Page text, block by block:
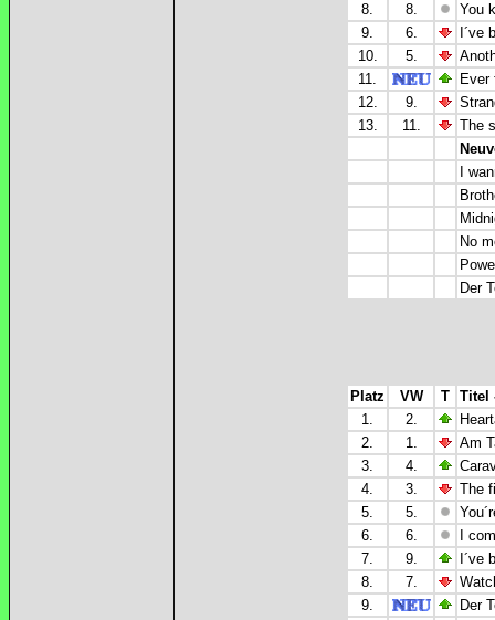
8.
8.
You
9.
6.
I´ve
10.
5.
11.
Ever
12.
9.
13.
11.
The
I
No
Der
Platz VW T Titel
1.
2.
2.
1.
Am
3.
4.
4.
3.
The
5.
5.
6.
6.
I
7.
9.
I´ve
8.
7.
9.
Der